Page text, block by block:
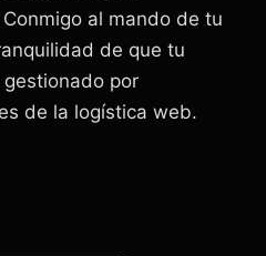
al mando de tu
de que tu
por
de la logística web.